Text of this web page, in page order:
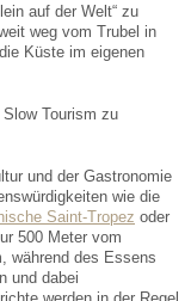
auf der Welt“ zu
weg vom Trubel in
Küste im eigenen
Tourism zu
und der Gastronomie
wie die
Saint-Tropez oder
500 Meter vom
während des Essens
und dabei